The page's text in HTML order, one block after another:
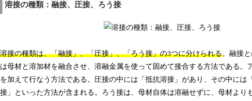
溶接の種類：融接、圧接、ろう接
溶接の種類は、「融接」、「圧接」、「ろう接」の3つに分けられる。融接
は母材と溶加材を融合させ、溶融金属を使って固めて接合する方法である
を加えて行なう方法である。圧接の中には「抵抗溶接」があり、その中に
接」といった方法が含まれる。ろう接は、母材自体は溶融せずに、母材よ